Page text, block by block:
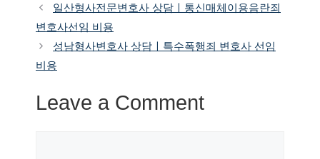
일산형사전문변호사 상담ㅣ통신매체이용음란죄
변호사선임 비용
성남형사변호사 상담ㅣ특수폭행죄 변호사 선임
비용
Leave a Comment